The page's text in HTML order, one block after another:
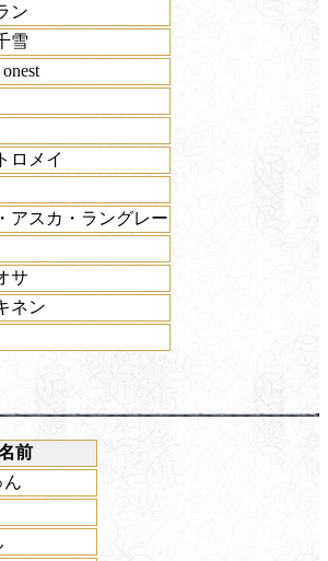
ン
雪
ロメイ
アスカ・ラングレー
サ
ネン
前
ん